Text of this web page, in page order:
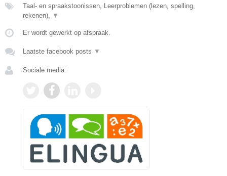
Taal- en spraakstoonissen, Leerproblemen (lezen, spelling,
rekenen), ▼
Er wordt gewerkt op afspraak.
Laatste facebook posts ▼
Sociale media: